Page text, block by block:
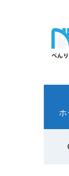
ホ